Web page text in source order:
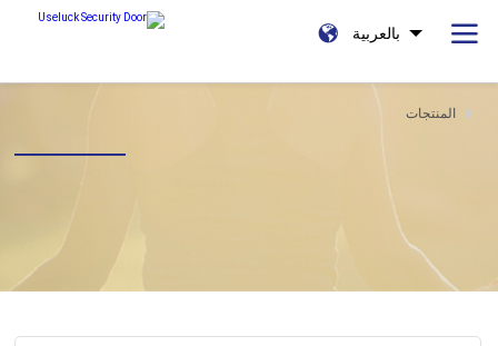
بالعربية
المنتجات